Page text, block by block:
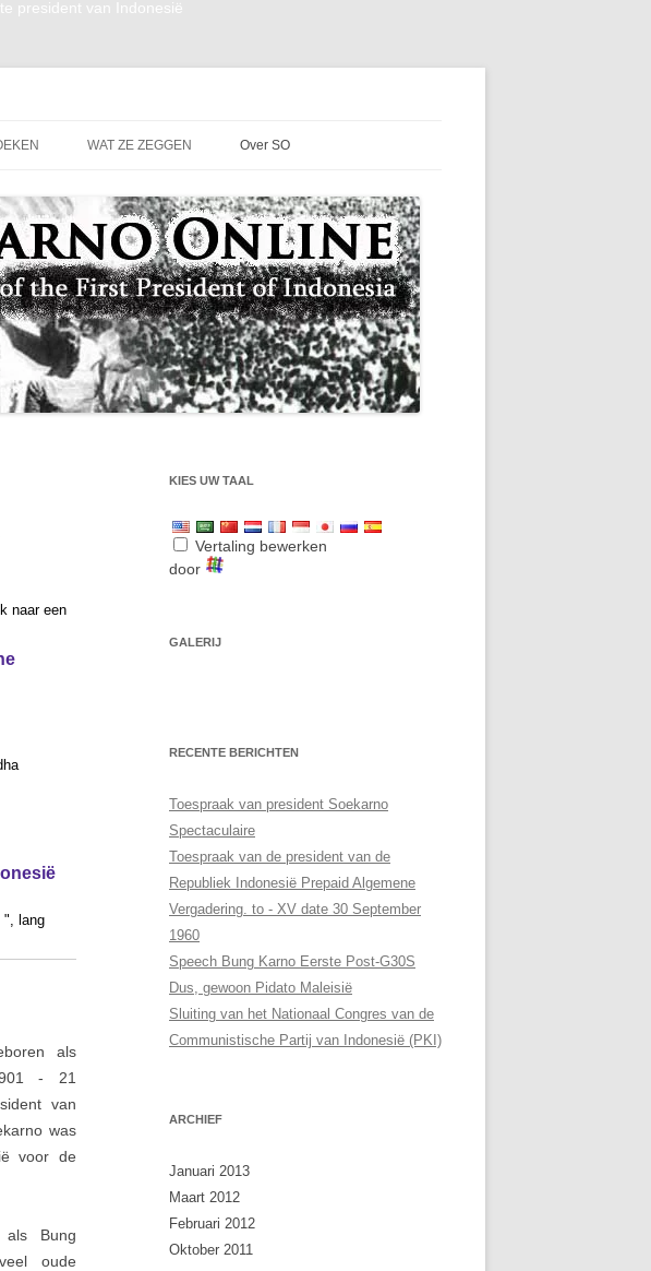
president van Indonesië
WAT ZE ZEGGEN Over SO
naar een
", lang
als
- 21
van
was
voor de
als Bung
oude
KIES UW TAAL
Vertaling bewerken
door
GALERIJ
RECENTE BERICHTEN
Toespraak van president Soekarno
Spectaculaire
Toespraak van de president van de
Republiek Indonesië Prepaid Algemene
Vergadering. to - XV date 30 September
1960
Speech Bung Karno Eerste Post-G30S
Dus, gewoon Pidato Maleisië
Sluiting van het Nationaal Congres van de
Communistische Partij van Indonesië (PKI)
ARCHIEF
Januari 2013
Maart 2012
Februari 2012
Oktober 2011